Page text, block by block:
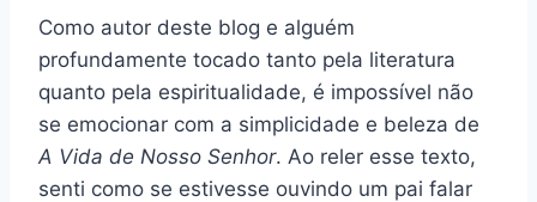
Como autor deste blog e alguém
profundamente tocado tanto pela literatura
quanto pela espiritualidade, é impossível não
se emocionar com a simplicidade e beleza de
A Vida de Nosso Senhor. Ao reler esse texto,
senti como se estivesse ouvindo um pai falar